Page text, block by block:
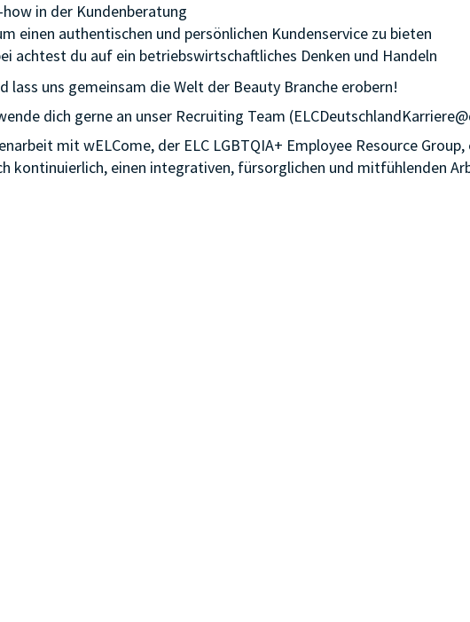
in der Kundenberatung
einen authentischen und persönlichen Kundenservice zu bieten
achtest du auf ein betriebswirtschaftliches Denken und Handeln
lass uns gemeinsam die Welt der Beauty Branche erobern!
dich gerne an unser Recruiting Team
mit wELCome, der ELC LGBTQIA+ Employee Resource
kontinuierlich, einen integrativen, fürsorglichen und mitfühlenden